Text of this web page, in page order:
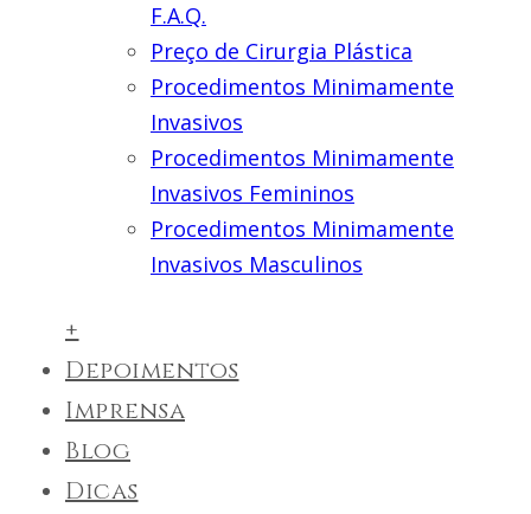
F.A.Q.
Preço de Cirurgia Plástica
Procedimentos Minimamente
Invasivos
Procedimentos Minimamente
Invasivos Femininos
Procedimentos Minimamente
Invasivos Masculinos
+
Depoimentos
Imprensa
Blog
Dicas